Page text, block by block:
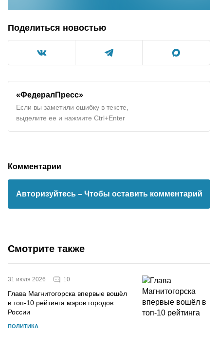
Поделиться новостью
«ФедералПресс»
Если вы заметили ошибку в тексте,
выделите ее и нажмите Ctrl+Enter
Комментарии
Авторизуйтесь – Чтобы оставить комментарий
Смотрите также
31 июля 2026 10
Глава Магнитогорска впервые вошёл
в топ-10 рейтинга мэров городов
России
ПОЛИТИКА